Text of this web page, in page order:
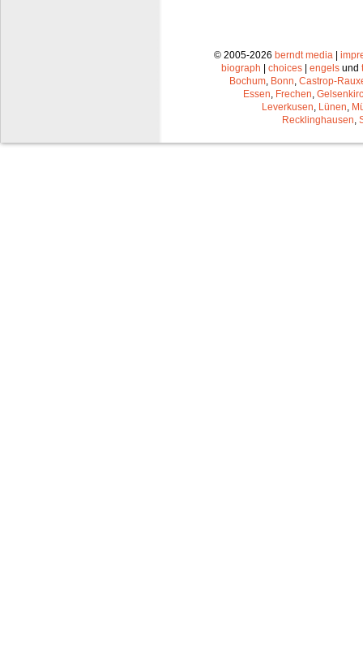
© 2005-2026 berndt media |
biograph | choices | engels und
Bochum Bonn Castrop-
Essen Frechen
Leverkusen Lünen
Recklinghausen